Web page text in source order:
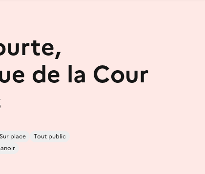
de la Cour
Sur place
Tout public